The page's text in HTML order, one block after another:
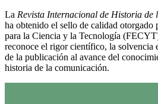
La Revista Internacional de Historia de
ha obtenido el sello de calidad otorgado
para la Ciencia y la Tecnología
reconoce el rigor científico, la solvencia
de la publicación al avance del
historia de la comunicación.